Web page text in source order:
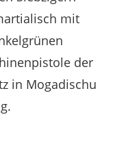
mit
der
in Mogadischu